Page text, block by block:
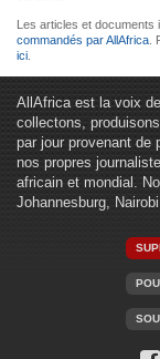
Les articles et documents
commandés par AllAfrica
ici
AllAfrica est la voix
collectons,
par jour provenant de
nos propres
africain et mondial.
Johannesburg,